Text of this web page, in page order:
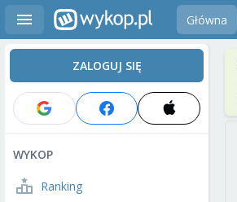
Główna
ZALOGUJ SIĘ
WYKOP
Ranking